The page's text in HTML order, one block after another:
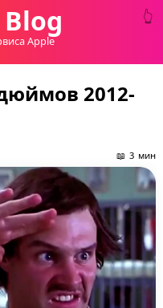
Apple
2012-
3